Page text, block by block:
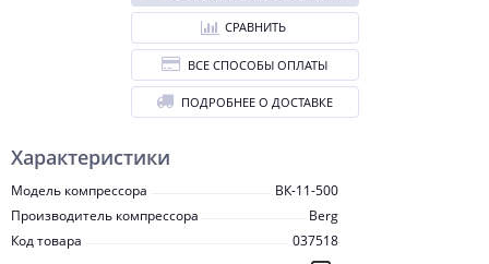
Характеристики
Модель компрессора
ВК-11-500
Производитель компрессора
Berg
Код товара
037518
СРАВНИТЬ
ВСЕ СПОСОБЫ ОПЛАТЫ
ПОДРОБНЕЕ О ДОСТАВКЕ